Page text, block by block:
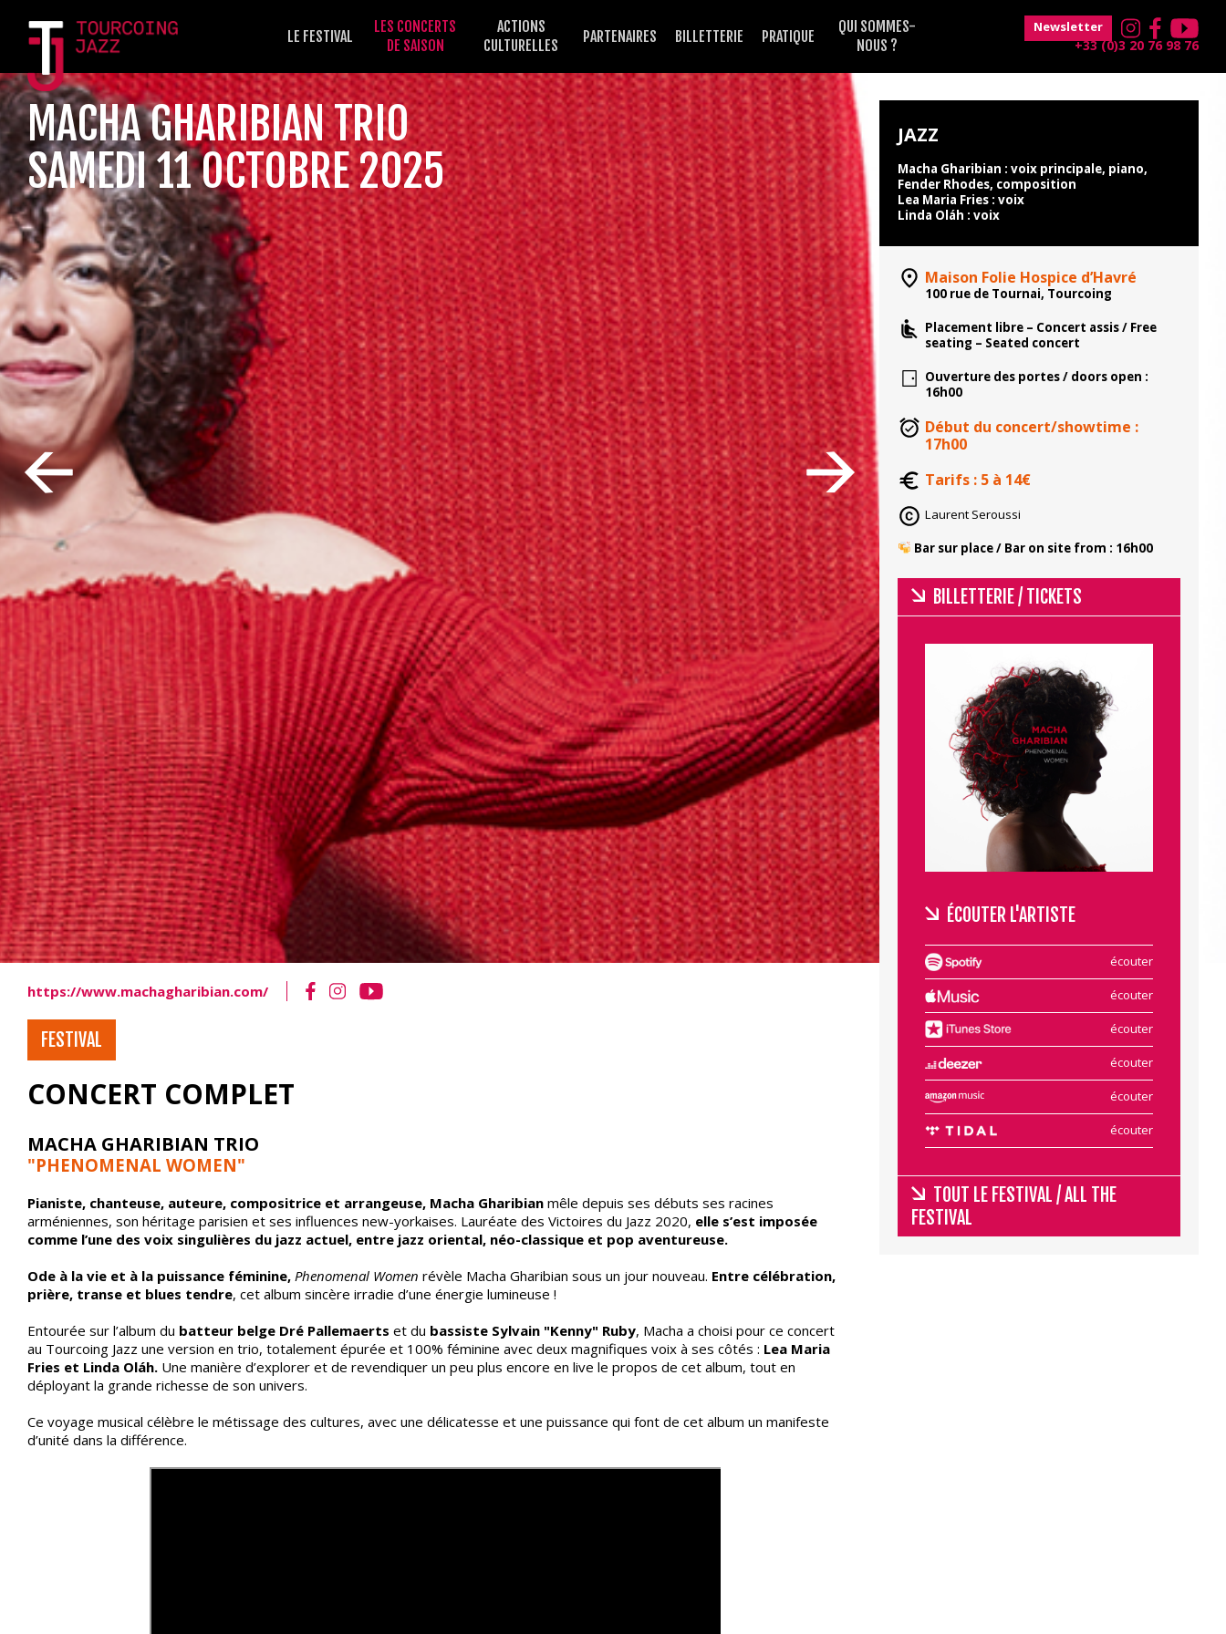
LE FESTIVAL
LES CONCERTS
DE SAISON
ACTIONS
CULTURELLES
PARTENAIRES BILLETTERIE PRATIQUE
QUI SOMMES-
NOUS ?
Newsletter
+33 (0)3 20 76 98 76
MACHA GHARIBIAN TRIO
SAMEDI 11 OCTOBRE 2025
https://www.machagharibian.com/
FESTIVAL
CONCERT COMPLET
MACHA GHARIBIAN TRIO
"PHENOMENAL WOMEN"
Pianiste, chanteuse, auteure, compositrice et arrangeuse, Macha Gharibian mêle depuis ses débuts ses racines
arméniennes, son héritage parisien et ses influences new-yorkaises. Lauréate des Victoires du Jazz 2020, elle s’est imposée
comme l’une des voix singulières du jazz actuel, entre jazz oriental, néo-classique et pop aventureuse.
Ode à la vie et à la puissance féminine, Phenomenal Women révèle Macha Gharibian sous un jour nouveau. Entre célébration,
prière, transe et blues tendre, cet album sincère irradie d’une énergie lumineuse !
Entourée sur l’album du batteur belge Dré Pallemaerts et du bassiste Sylvain "Kenny" Ruby, Macha a choisi pour ce concert
au Tourcoing Jazz une version en trio, totalement épurée et 100% féminine avec deux magnifiques voix à ses côtés : Lea Maria
Fries et Linda Oláh. Une manière d’explorer et de revendiquer un peu plus encore en live le propos de cet album, tout en
déployant la grande richesse de son univers.
Ce voyage musical célèbre le métissage des cultures, avec une délicatesse et une puissance qui font de cet album un manifeste
d’unité dans la différence.
JAZZ
Macha Gharibian : voix principale, piano,
Fender Rhodes, composition
Lea Maria Fries : voix
Linda Oláh : voix
Maison Folie Hospice d’Havré
100 rue de Tournai, Tourcoing
Placement libre – Concert assis / Free
seating – Seated concert
Ouverture des portes / doors open :
16h00
Début du concert/showtime :
17h00
Tarifs : 5 à 14€
Laurent Seroussi
​ ​Bar sur place / Bar on site from : 16h00
BILLETTERIE / TICKETS
ÉCOUTER L'ARTISTE
écouter
écouter
écouter
écouter
écouter
écouter
TOUT LE FESTIVAL / ALL THE
FESTIVAL